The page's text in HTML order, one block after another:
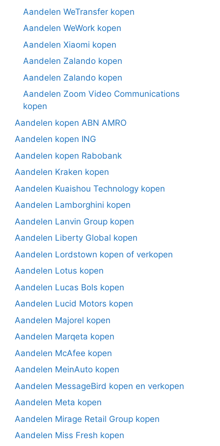
Aandelen WeTransfer kopen
Aandelen WeWork kopen
Aandelen Xiaomi kopen
Aandelen Zalando kopen
Aandelen Zalando kopen
Aandelen Zoom Video Communications
kopen
Aandelen kopen ABN AMRO
Aandelen kopen ING
Aandelen kopen Rabobank
Aandelen Kraken kopen
Aandelen Kuaishou Technology kopen
Aandelen Lamborghini kopen
Aandelen Lanvin Group kopen
Aandelen Liberty Global kopen
Aandelen Lordstown kopen of verkopen
Aandelen Lotus kopen
Aandelen Lucas Bols kopen
Aandelen Lucid Motors kopen
Aandelen Majorel kopen
Aandelen Marqeta kopen
Aandelen McAfee kopen
Aandelen MeinAuto kopen
Aandelen MessageBird kopen en verkopen
Aandelen Meta kopen
Aandelen Mirage Retail Group kopen
Aandelen Miss Fresh kopen